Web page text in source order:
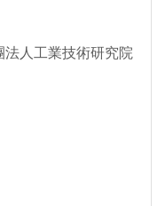
人工業技術研究院